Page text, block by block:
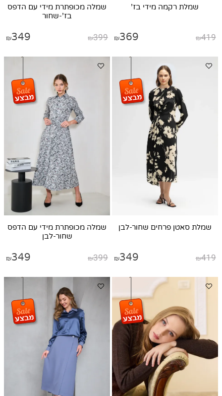
שמלת רקמה מידי בז'
₪419
₪369
שמלה מכופתרת מידי עם הדפס
בז'-שחור
₪399
₪349
שמלת סאטן פרחים שחור-לבן
₪419
₪349
שמלה מכופתרת מידי עם הדפס
שחור-לבן
₪399
₪349